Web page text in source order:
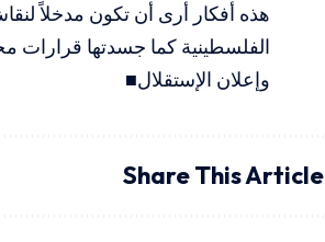
هذه أفكار أرى أن تكون مدخلاً
وإعلان الإستقلال■
Share This Article